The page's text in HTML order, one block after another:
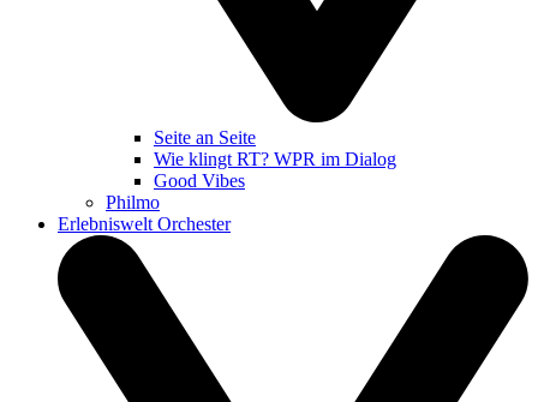
Seite an Seite
Wie klingt RT? WPR im Dialog
Good Vibes
Philmo
Erlebniswelt Orchester